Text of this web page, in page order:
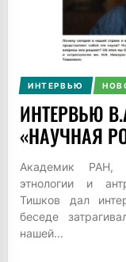
ИНТЕРВЬЮ
ИНТЕРВЬЮ
«НАУЧНАЯ
Академик РАН,
этнологии и
Тишков дал
беседе
нашей...